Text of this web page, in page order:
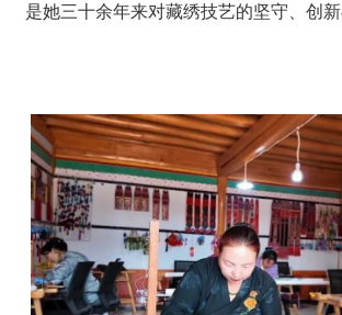
是她三十余年来对藏绣技艺的坚守、创新